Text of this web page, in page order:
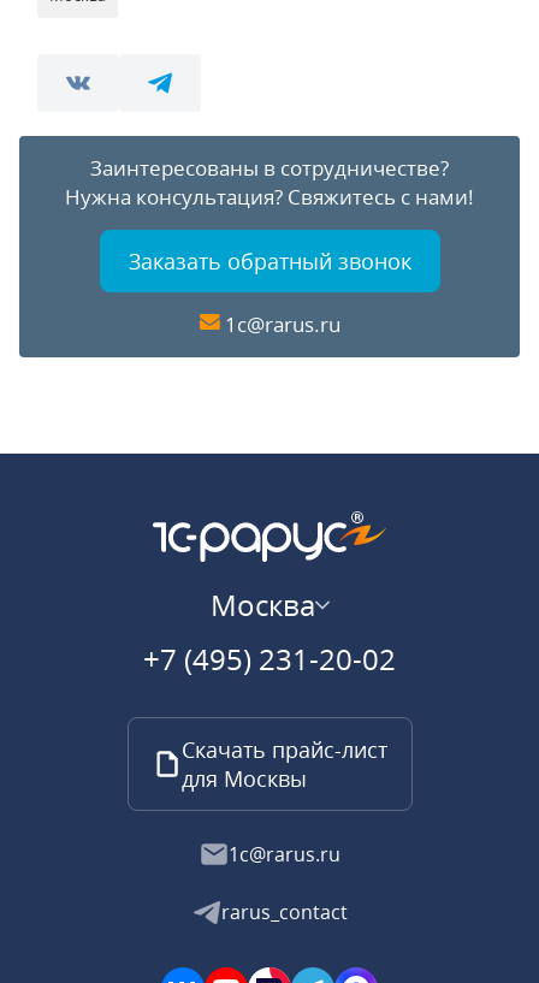
Заинтересованы в сотрудничестве?
Нужна консультация? Свяжитесь с нами!
Заказать обратный звонок
1c@rarus.ru
Москва
+7 (495) 231-20-02
Скачать прайс-лист
для Москвы
1c@rarus.ru
rarus_contact